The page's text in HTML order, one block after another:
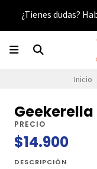
¿Tienes dudas?
Inicio
Geekerella
PRECIO
$14.900
DESCRIPCIÓN